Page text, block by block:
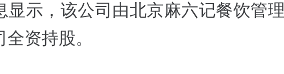
显示，该公司由北京麻六记餐饮管理
资持股。